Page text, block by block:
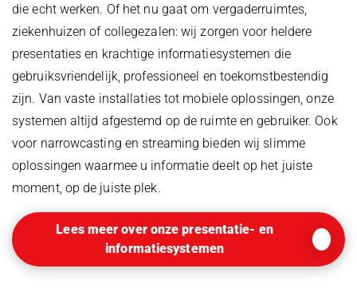
die echt werken. Of het nu gaat om vergaderruimtes,
ziekenhuizen of collegezalen: wij zorgen voor heldere
presentaties en krachtige informatiesystemen die
gebruiksvriendelijk, professioneel en toekomstbestendig
zijn. Van vaste installaties tot mobiele oplossingen, onze
systemen altijd afgestemd op de ruimte en gebruiker. Ook
voor narrowcasting en streaming bieden wij slimme
oplossingen waarmee u informatie deelt op het juiste
moment, op de juiste plek.
Lees meer over onze presentatie- en
informatiesystemen